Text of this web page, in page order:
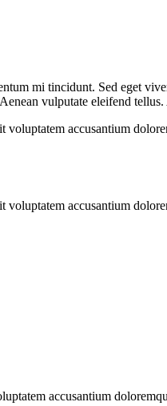
mi tincidunt. Sed eget
vulputate eleifend
voluptatem accusantium
voluptatem accusantium
accusantium